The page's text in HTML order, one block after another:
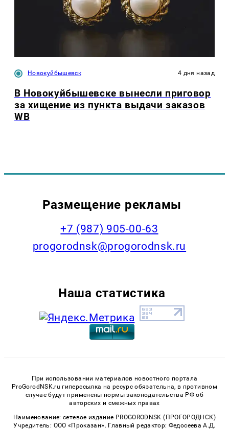
Новокуйбышевск 4 дня назад
В Новокуйбышевске вынесли приговор
за хищение из пункта выдачи заказов
WB
Размещение рекламы
+7 (987) 905-00-63
progorodnsk@progorodnsk.ru
Наша статистика
При использовании материалов новостного портала
ProGorodNSK.ru гиперссылка на ресурс обязательна, в противном
случае будут применены нормы законодательства РФ об
авторских и смежных правах
Наименование: сетевое издание PROGORODNSK (ПРОГОРОДНСК)
Учредитель: ООО «Проказан». Главный редактор: Федосеева А.Д.